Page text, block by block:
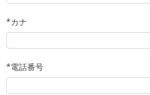
*カナ
*電話番号